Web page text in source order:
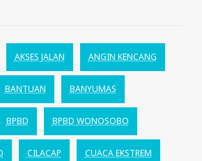
AKSES JALAN ANGIN KENCANG
BANTUAN BANYUMAS
BPBD BPBD WONOSOBO
CILACAP CUACA EKSTREM